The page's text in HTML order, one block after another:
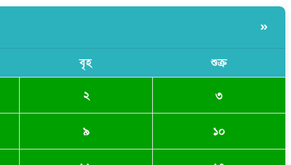
»
বৃহ শুক্র
২ ৩
৯ ১০